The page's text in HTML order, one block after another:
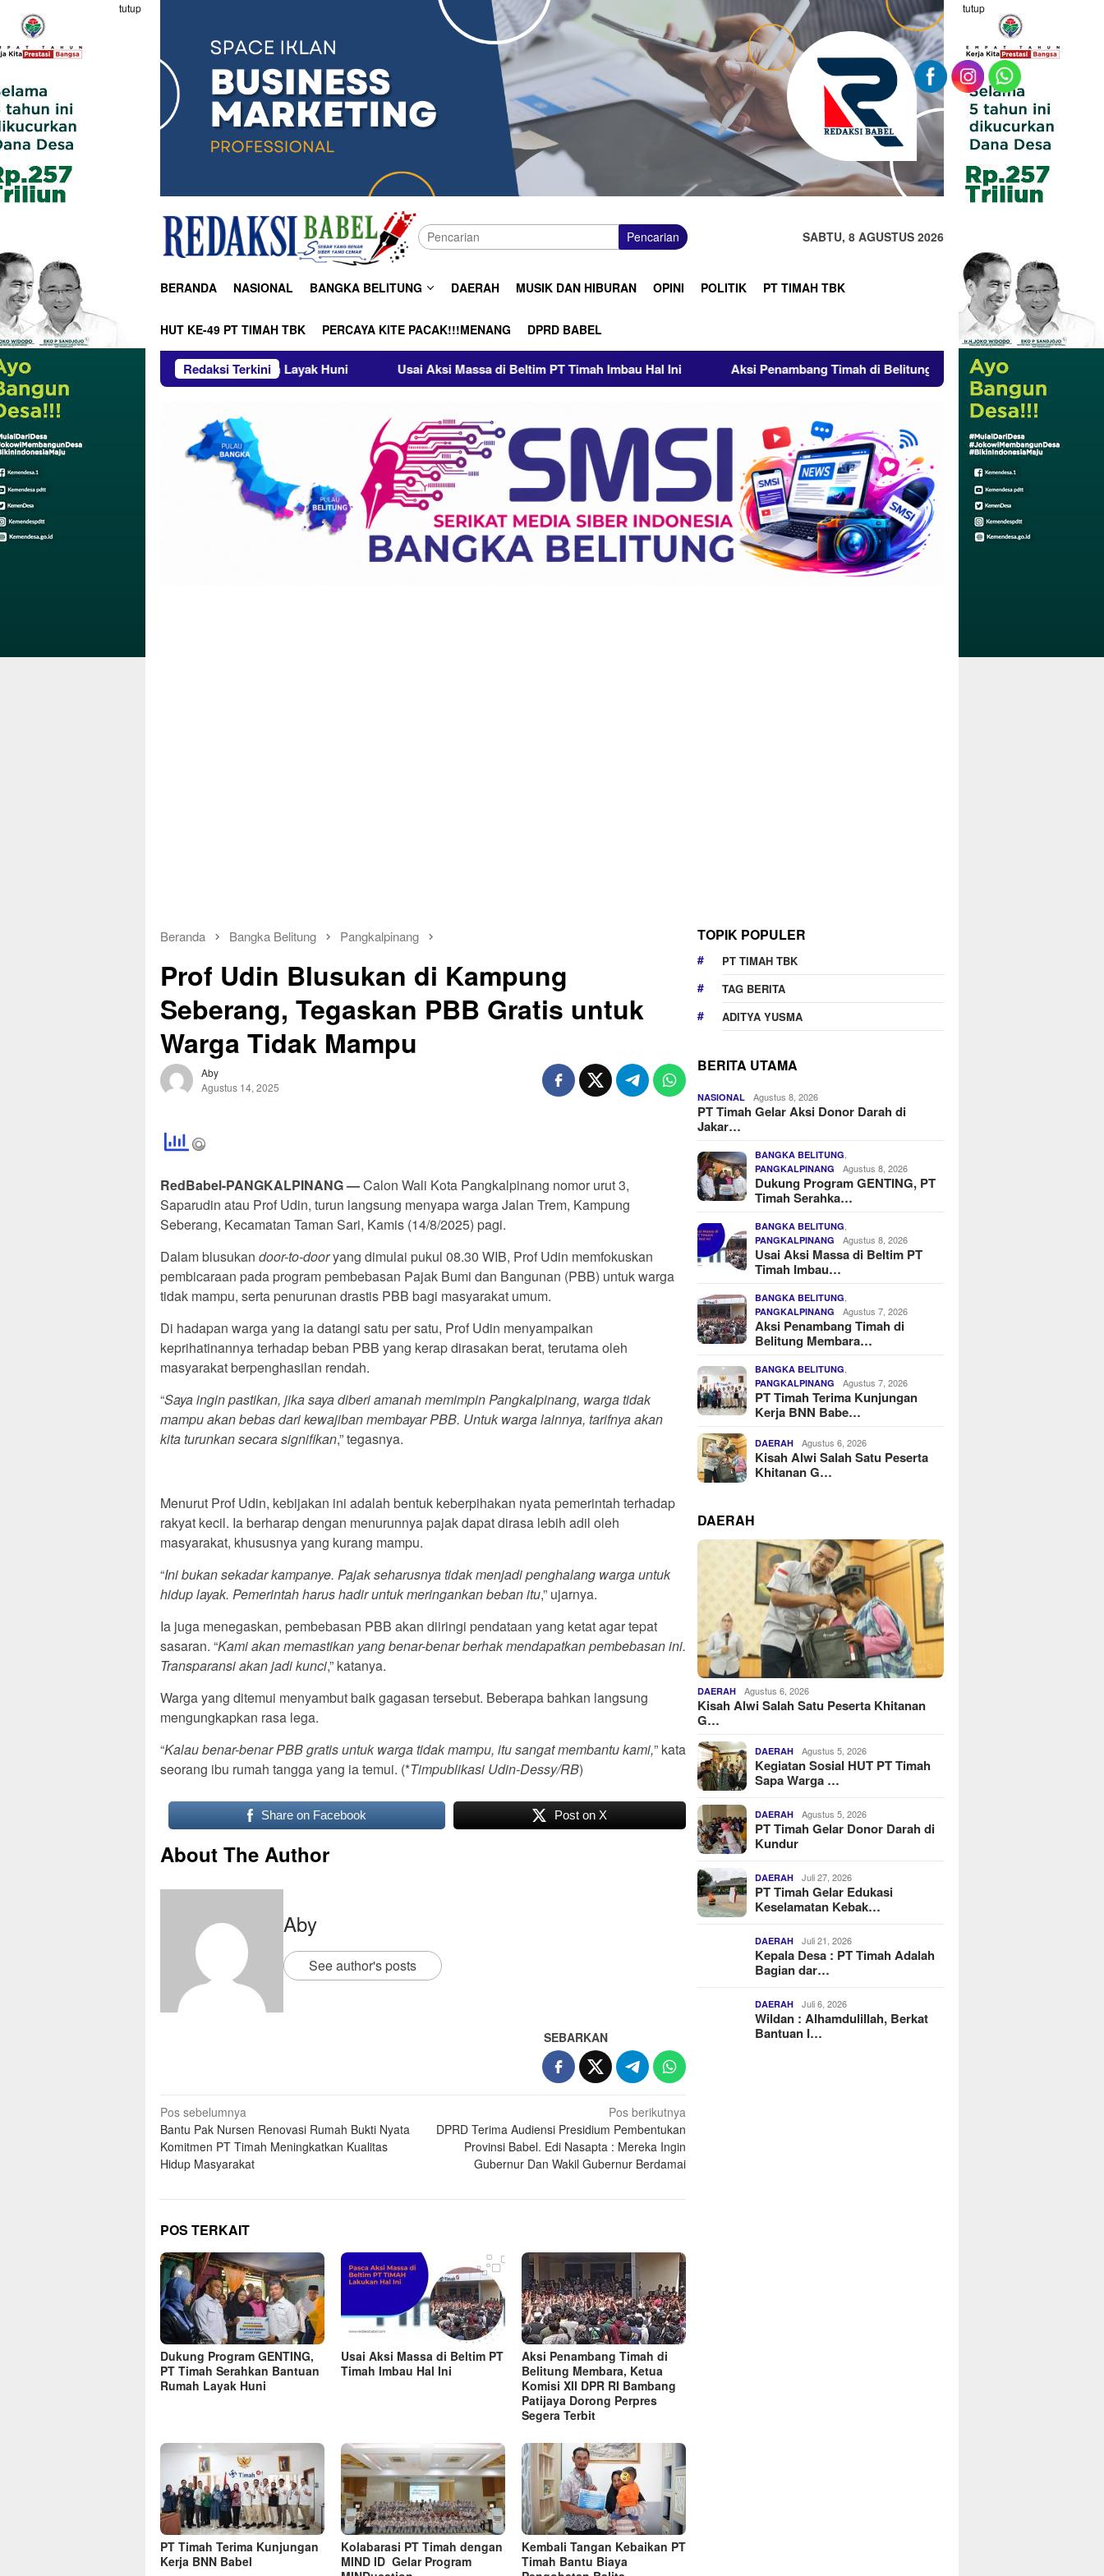
tutup tutup
Pencarian SABTU, 8 AGUSTUS 2026
BERANDA NASIONAL BANGKA BELITUNG DAERAH MUSIK DAN HIBURAN OPINI POLITIK PT TIMAH TBK
HUT KE-49 PT TIMAH TBK PERCAYA KITE PACAK!!!MENANG DPRD BABEL
Redaksi Terkini
PT Timah Serahkan Bantuan Rumah Layak Huni Usai Aksi Massa di Beltim PT Timah Imbau Hal Ini Aksi Penambang Timah di Belitung Membara, Ketua Komisi XII DPR RI
Beranda Bangka Belitung Pangkalpinang
Prof Udin Blusukan di Kampung
Seberang, Tegaskan PBB Gratis untuk
Warga Tidak Mampu
Aby
Agustus 14, 2025
RedBabel-PANGKALPINANG —Calon Wali Kota Pangkalpinang nomor urut 3,
Saparudin atau Prof Udin, turun langsung menyapa warga Jalan Trem, Kampung
Seberang, Kecamatan Taman Sari, Kamis (14/8/2025) pagi.
Dalam blusukan door-to-dooryang dimulai pukul 08.30 WIB, Prof Udin memfokuskan
pembicaraan pada program pembebasan Pajak Bumi dan Bangunan (PBB) untuk warga
tidak mampu, serta penurunan drastis PBB bagi masyarakat umum.
Di hadapan warga yang ia datangi satu per satu, Prof Udin menyampaikan
keprihatinannya terhadap beban PBB yang kerap dirasakan berat, terutama oleh
masyarakat berpenghasilan rendah.
“Saya ingin pastikan, jika saya diberi amanah memimpin Pangkalpinang, warga tidak
mampu akan bebas dari kewajiban membayar PBB. Untuk warga lainnya, tarifnya akan
kita turunkan secara signifikan,” tegasnya.
Menurut Prof Udin, kebijakan ini adalah bentuk keberpihakan nyata pemerintah terhadap
rakyat kecil. Ia berharap dengan menurunnya pajak dapat dirasa lebih adil oleh
masyarakat, khususnya yang kurang mampu.
“Ini bukan sekadar kampanye. Pajak seharusnya tidak menjadi penghalang warga untuk
hidup layak. Pemerintah harus hadir untuk meringankan beban itu,” ujarnya.
Ia juga menegaskan, pembebasan PBB akan diiringi pendataan yang ketat agar tepat
sasaran. “Kami akan memastikan yang benar-benar berhak mendapatkan pembebasan ini.
Transparansi akan jadi kunci,” katanya.
Warga yang ditemui menyambut baik gagasan tersebut. Beberapa bahkan langsung
mengungkapkan rasa lega.
“Kalau benar-benar PBB gratis untuk warga tidak mampu, itu sangat membantu kami,” kata
seorang ibu rumah tangga yang ia temui. (*Timpublikasi Udin-Dessy/RB)
Share on Facebook Post on X
About The Author
Aby
See author's posts
SEBARKAN
Pos sebelumnya
Bantu Pak Nursen Renovasi Rumah Bukti Nyata
Komitmen PT Timah Meningkatkan Kualitas
Hidup Masyarakat
Pos berikutnya
DPRD Terima Audiensi Presidium Pembentukan
Provinsi Babel. Edi Nasapta : Mereka Ingin
Gubernur Dan Wakil Gubernur Berdamai
POS TERKAIT
Dukung Program GENTING,
PT Timah Serahkan Bantuan
Rumah Layak Huni
Usai Aksi Massa di Beltim PT
Timah Imbau Hal Ini
Aksi Penambang Timah di
Belitung Membara, Ketua
Komisi XII DPR RI Bambang
Patijaya Dorong Perpres
Segera Terbit
PT Timah Terima Kunjungan
Kerja BNN Babel
Kolabarasi PT Timah dengan
MIND ID Gelar Program
Kembali Tangan Kebaikan PT
Timah Bantu Biaya
TOPIK POPULER
PT TIMAH TBK
TAG BERITA
ADITYA YUSMA
BERITA UTAMA
NASIONAL Agustus 8, 2026
PT Timah Gelar Aksi Donor Darah di
Jakar…
BANGKA BELITUNG
PANGKALPINANG Agustus 8, 2026
Dukung Program GENTING, PT
Timah Serahka…
BANGKA BELITUNG
PANGKALPINANG Agustus 8, 2026
Usai Aksi Massa di Beltim PT
Timah Imbau…
BANGKA BELITUNG
PANGKALPINANG Agustus 7, 2026
Aksi Penambang Timah di
Belitung Membara…
BANGKA BELITUNG
PANGKALPINANG Agustus 7, 2026
PT Timah Terima Kunjungan
Kerja BNN Babe…
DAERAH Agustus 6, 2026
Kisah Alwi Salah Satu Peserta
Khitanan G…
DAERAH
DAERAH Agustus 6, 2026
Kisah Alwi Salah Satu Peserta Khitanan
G…
DAERAH Agustus 5, 2026
Kegiatan Sosial HUT PT Timah
Sapa Warga …
DAERAH Agustus 5, 2026
PT Timah Gelar Donor Darah di
Kundur
DAERAH Juli 27, 2026
PT Timah Gelar Edukasi
Keselamatan Kebak…
DAERAH Juli 21, 2026
Kepala Desa : PT Timah Adalah
Bagian dar…
DAERAH Juli 6, 2026
Wildan : Alhamdulillah, Berkat
Bantuan I…